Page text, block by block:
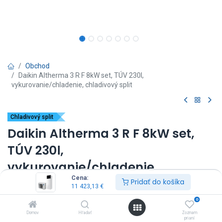
Cena:
11 423,13 € Pridať do košíka
Domov Hľadať
0
Zoznam
prianí
Obchod
Daikin Altherma 3 R F 8kW set, TÚV 230l,
vykurovanie/chladenie, chladivový split
Chladivový split
Daikin Altherma 3 R F 8kW set,
TÚV 230l,
vykurovanie/chladenie,
chladivový split
(0 recenzia)
vnútorná jednotka: EHVX08S23E9W*